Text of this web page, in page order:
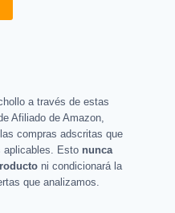
a través de estas
Afiliado de Amazon,
compras adscritas que
aplicables. Esto nunca
ni condicionará la
que analizamos.